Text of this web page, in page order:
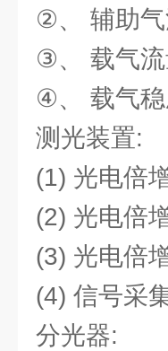
②、 辅助
③、 载气
④、 载气稳
测光装置:
(1) 光电倍
(2) 光电倍
(3) 光电倍
(4) 信号采
分光器: